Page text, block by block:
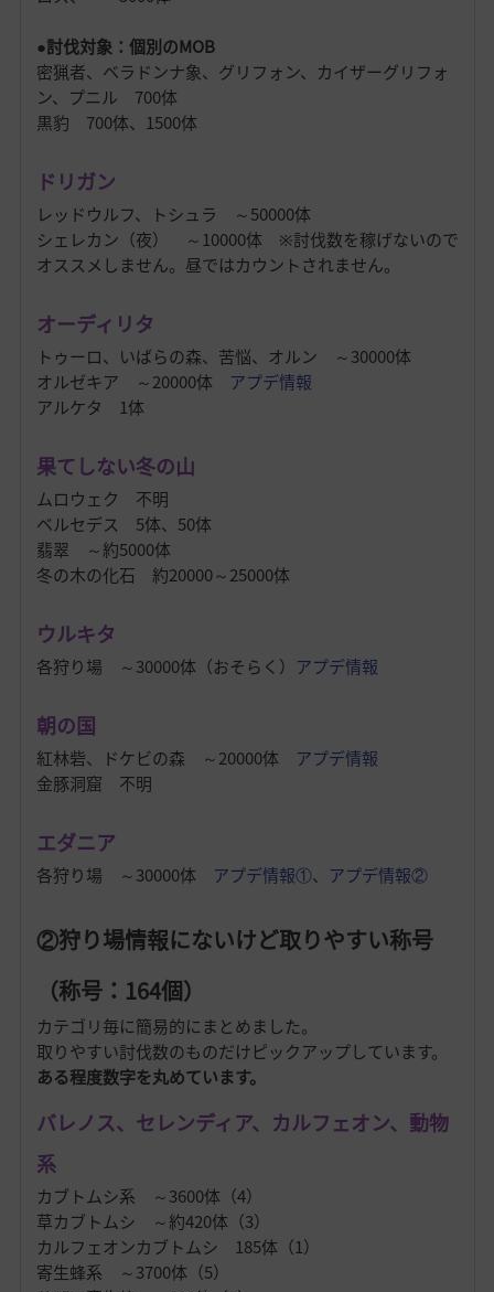
●討伐対象：個別のMOB
密猟者、ベラドンナ象、グリフォン、カイザーグリフォ
ン、プニル 700体
黒豹 700体、1500体
ドリガン
レッドウルフ、トシュラ ～50000体
シェレカン（夜） ～10000体 ※討伐数を稼げないので
オススメしません。昼ではカウントされません。
オーディリタ
トゥーロ、いばらの森、苦悩、オルン ～30000体
オルゼキア ～20000体
アプデ情報
アルケタ 1体
果てしない冬の山
ムロウェク 不明
ベルセデス 5体、50体
翡翠 ～約5000体
冬の木の化石 約20000～25000体
ウルキタ
各狩り場 ～30000体（おそらく） アプデ情報
朝の国
紅林砦、ドケビの森 ～20000体
アプデ情報
金豚洞窟 不明
エダニア
各狩り場 ～30000体 アプデ情報①、 アプデ情報②
②狩り場情報にないけど取りやすい称号
（称号：164個）
カテゴリ毎に簡易的にまとめました。
取りやすい討伐数のものだけピックアップしています。
ある程度数字を丸めています。
バレノス、セレンディア、カルフェオン、動物
系
カブトムシ系 ～3600体（4）
草カブトムシ ～約420体（3）
カルフェオンカブトムシ 185体（1）
寄生蜂系 ～3700体（5）